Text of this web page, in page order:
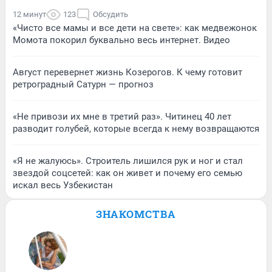
12 минут 123 Обсудить
«Чисто все мамы и все дети на свете»: как медвежонок
Момота покорил буквально весь интернет. Видео
Август перевернет жизнь Козерогов. К чему готовит
ретроградный Сатурн — прогноз
«Не привози их мне в третий раз». Читинец 40 лет
разводит голубей, которые всегда к нему возвращаются
«Я не жалуюсь». Строитель лишился рук и ног и стал
звездой соцсетей: как он живет и почему его семью
искал весь Узбекистан
ЗНАКОМСТВА